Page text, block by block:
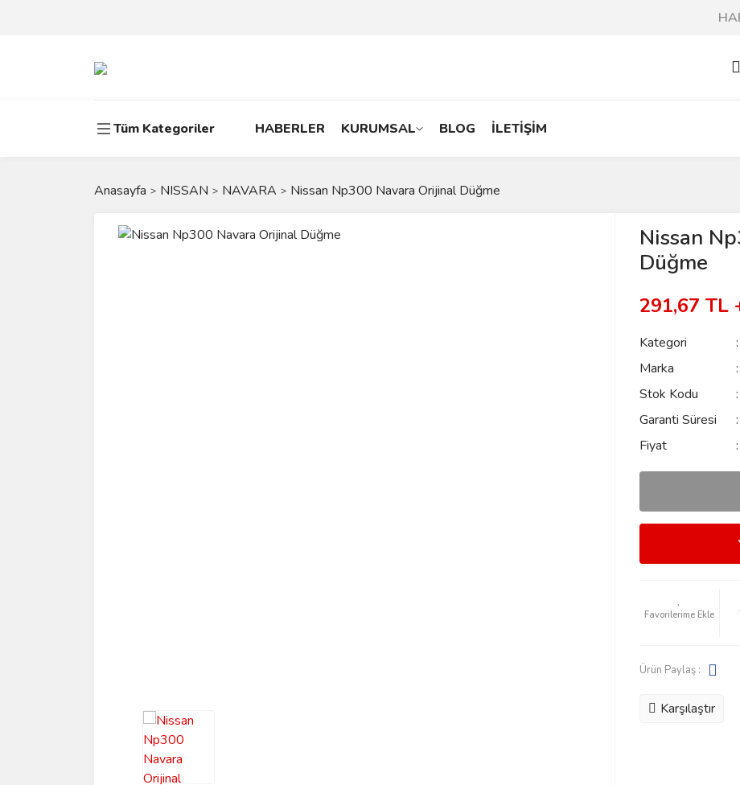
Tüm Kategoriler HABERLER KURUMSAL BLOG İLETİŞİM
Anasayfa NISSAN NAVARA Nissan Np300 Navara Orijinal Düğme
Nissan
Düğme
291,67 TL
Kategori
Marka
Stok Kodu
Garanti Süresi
Fiyat
Ürün Paylaş :
Karşılaştır